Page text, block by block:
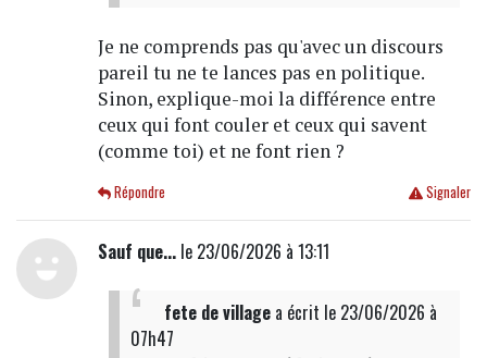
Je ne comprends pas qu'avec un discours
pareil tu ne te lances pas en politique.
Sinon, explique-moi la différence entre
ceux qui font couler et ceux qui savent
(comme toi) et ne font rien ?
Signaler
Répondre
Sauf que...le 23/06/2026 à 13:11
fete de villagea écrit le 23/06/2026 à
07h47